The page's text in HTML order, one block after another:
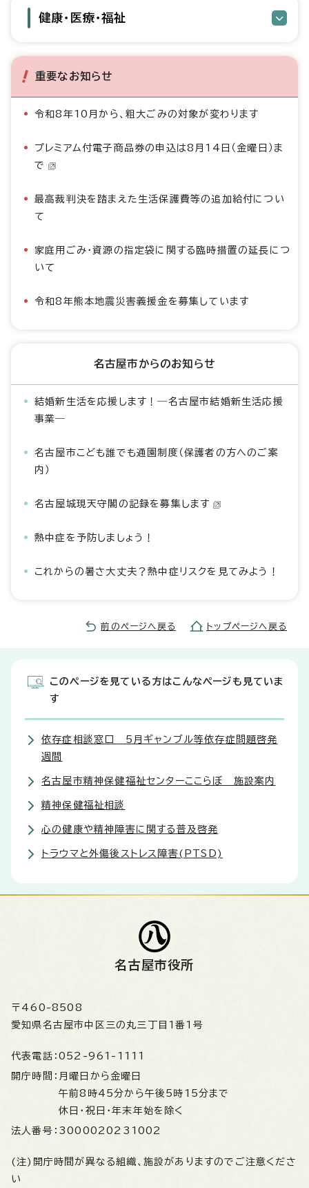
健康・医療・福祉
重要なお知らせ
令和8年10月から、粗大ごみの対象が変わります
プレミアム付電子商品券の申込は8月14日（金曜日）ま
で
最高裁判決を踏まえた生活保護費等の追加給付につい
て
家庭用ごみ・資源の指定袋に関する臨時措置の延長につ
いて
令和8年熊本地震災害義援金を募集しています
名古屋市からのお知らせ
結婚新生活を応援します！―名古屋市結婚新生活応援
事業―
名古屋市こども誰でも通園制度（保護者の方へのご案
内）
名古屋城現天守閣の記録を募集します
熱中症を予防しましょう！
これからの暑さ大丈夫？熱中症リスクを見てみよう！
前のページへ戻る トップページへ戻る
このページを見ている方はこんなページも見ていま
す
依存症相談窓口 5月ギャンブル等依存症問題啓発
週間
名古屋市精神保健福祉センターここらぼ 施設案内
精神保健福祉相談
心の健康や精神障害に関する普及啓発
トラウマと外傷後ストレス障害(PTSD)
名古屋市役所
〒460-8508
愛知県名古屋市中区三の丸三丁目1番1号
代表電話： 052-961-1111
開庁時間： 月曜日から金曜日
午前8時45分から午後5時15分まで
休日・祝日・年末年始を除く
法人番号： 3000020231002
(注)開庁時間が異なる組織、施設がありますのでご注意くださ
い